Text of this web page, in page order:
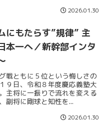
2026.01.30
にもたらす”規律” 主
本一へ／新幹部インタ
戦ともに５位という悔しさの
９日、令和８年度慶応義塾大
主将に一振りで流れを変える
副将に剛球と知性を...
2026.01.30